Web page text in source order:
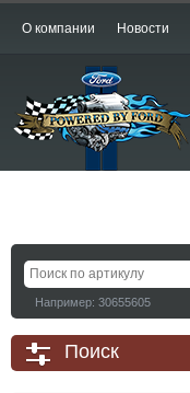
О компании Новости
Например: 30655605
Поиск